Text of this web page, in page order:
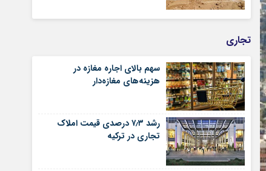
تجاری
سهم بالای اجاره‌‌ مغازه در
هزینه‌‌های مغازه‌‌دار
رشد ۷٫۳ درصدی قیمت‌ املاک
تجاری در ترکیه